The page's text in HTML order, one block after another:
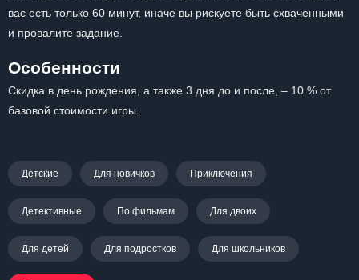
вас есть только 60 минут, иначе вы рискуете быть схваченными
и провалите задание.
Особенности
Скидка в день рождения, а также 3 дня до и после, – 10 % от
базовой стоимости игры.
Детские Для новичков Приключения
Детективные По фильмам Для двоих
Для детей Для подростков Для школьников